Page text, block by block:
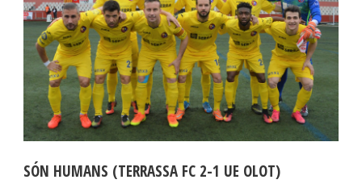
SÓN HUMANS (TERRASSA FC 2-1 UE OLOT)